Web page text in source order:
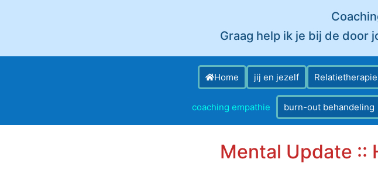
Graag help ik je bij de door
Home jij en jezelf Relatietherapie
coaching empathie burn-out behandeling
Mental Update ::